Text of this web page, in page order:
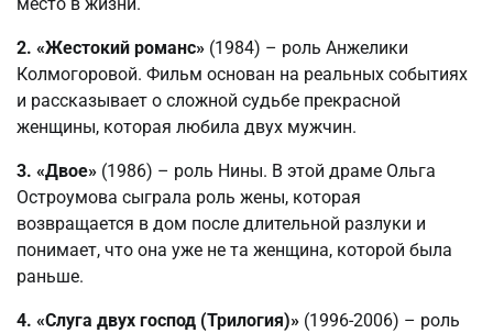
место в жизни.
2. «Жестокий романс» (1984) – роль Анжелики
Колмогоровой. Фильм основан на реальных событиях
и рассказывает о сложной судьбе прекрасной
женщины, которая любила двух мужчин.
3. «Двое» (1986) – роль Нины. В этой драме Ольга
Остроумова сыграла роль жены, которая
возвращается в дом после длительной разлуки и
понимает, что она уже не та женщина, которой была
раньше.
4. «Слуга двух господ (Трилогия)» (1996-2006) – роль